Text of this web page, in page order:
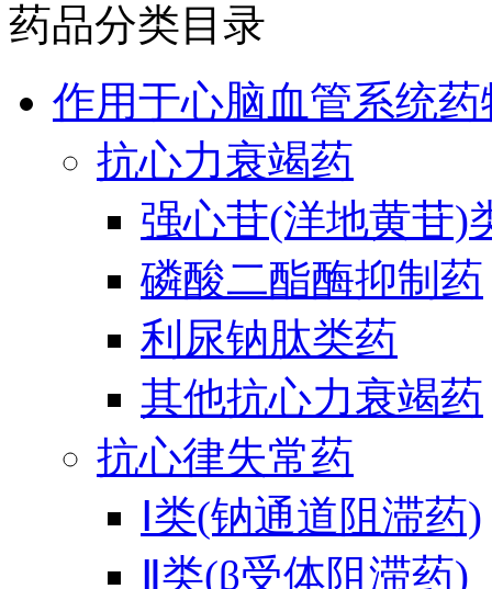
药品分类目录
作用于心脑血管系统药
抗心力衰竭药
强心苷(洋地黄苷)
磷酸二酯酶抑制药
利尿钠肽类药
其他抗心力衰竭药
抗心律失常药
Ⅰ类(钠通道阻滞药)
Ⅱ类(β受体阻滞药)